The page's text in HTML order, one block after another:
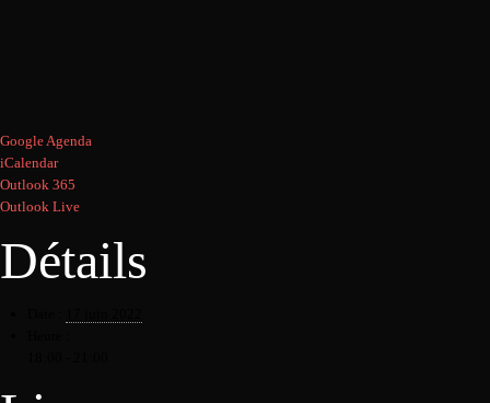
Google Agenda
iCalendar
Outlook 365
Outlook Live
Détails